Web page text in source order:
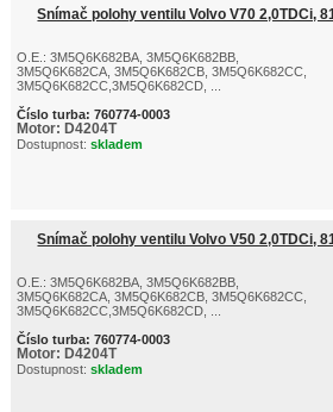
Snímač polohy ventilu Volvo V70 2,0TDCi,
O.E.: 3M5Q6K682BA, 3M5Q6K682BB,
3M5Q6K682CA, 3M5Q6K682CB, 3M5Q6K682CC,
3M5Q6K682CC,3M5Q6K682CD, ...
Číslo turba: 760774-0003
Motor: D4204T
Dostupnost: skladem
Snímač polohy ventilu Volvo V50 2,0TDCi,
O.E.: 3M5Q6K682BA, 3M5Q6K682BB,
3M5Q6K682CA, 3M5Q6K682CB, 3M5Q6K682CC,
3M5Q6K682CC,3M5Q6K682CD, ...
Číslo turba: 760774-0003
Motor: D4204T
Dostupnost: skladem